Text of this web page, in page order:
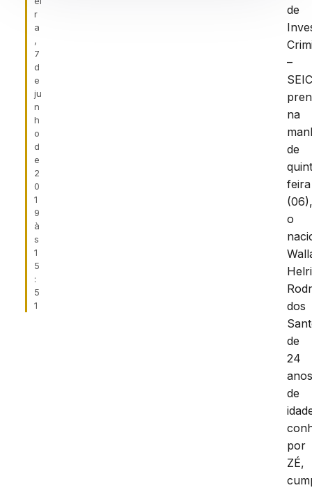
r
a
,
7
d
e
ju
n
h
o
d
e
2
0
1
9
à
s
1
5
:
5
1
de
–
na
de
feira
o
dos
de
24
de
por
ZÉ,